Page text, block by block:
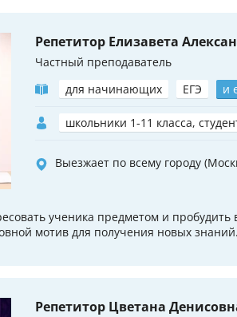
Репетитор Елизавета
Частный преподаватель
для начинающих
ЕГЭ и
школьники 1-11 класса,
Выезжает по всему городу
ученика предметом и пробудить
мотив для получения новых знаний.
Репетитор Цветана